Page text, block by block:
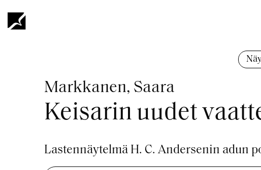
pääsisältöön
Markkanen, Saara
Keisarin uudet
Lastennäytelmä H. C. Andersenin adun